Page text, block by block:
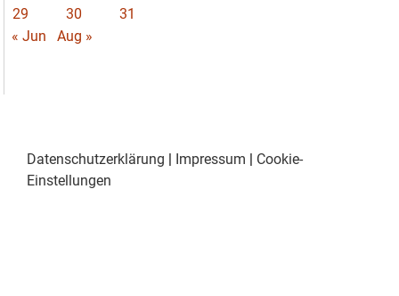
29
30
31
« Jun
Aug »
Datenschutzerklärung | Impressum | Cookie-
Einstellungen